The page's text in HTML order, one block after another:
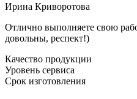
Ирина Криворотова
Отлично выполняете свою
довольны, респект!)
Качество продукции
Уровень сервиса
Срок изготовления